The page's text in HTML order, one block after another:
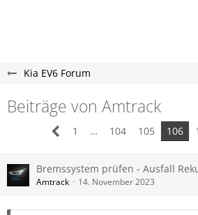
Kia EV6 Forum
Beiträge von Amtrack
1 … 104 105 106
Bremssystem prüfen - Ausfall
Amtrack 14. November 2023